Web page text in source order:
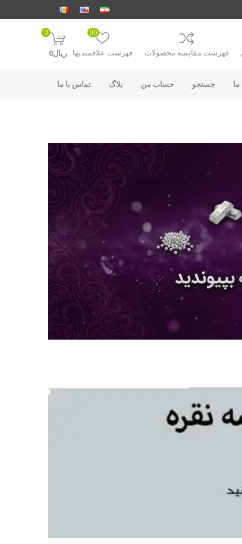
فهرست مقایسه محصولات فهرست علاقمندیها
(0)
0
ریال0
ما جستجو حساب من بلاگ تماس با ما